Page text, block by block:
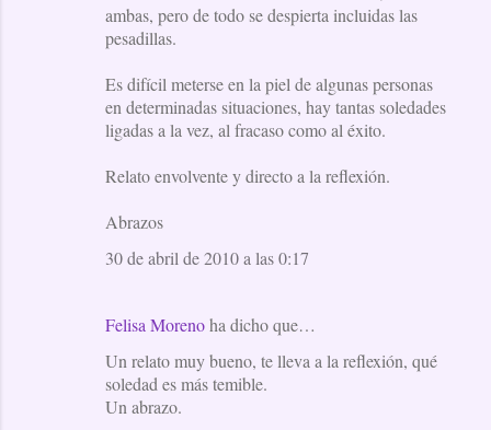
ambas, pero de todo se despierta incluidas las
pesadillas.
Es difícil meterse en la piel de algunas personas
en determinadas situaciones, hay tantas soledades
ligadas a la vez, al fracaso como al éxito.
Relato envolvente y directo a la reflexión.
Abrazos
30 de abril de 2010 a las 0:17
Felisa Morenoha dicho que…
Un relato muy bueno, te lleva a la reflexión, qué
soledad es más temible.
Un abrazo.